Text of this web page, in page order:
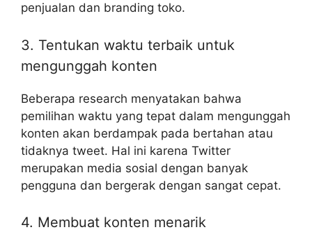
penjualan dan branding toko.
3. Tentukan waktu terbaik untuk
mengunggah konten
Beberapa research menyatakan bahwa
pemilihan waktu yang tepat dalam mengunggah
konten akan berdampak pada bertahan atau
tidaknya tweet. Hal ini karena Twitter
merupakan media sosial dengan banyak
pengguna dan bergerak dengan sangat cepat.
4. Membuat konten menarik